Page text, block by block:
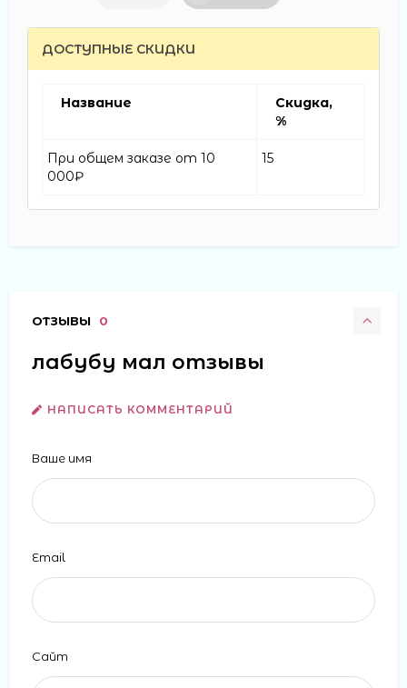
ДОСТУПНЫЕ СКИДКИ
Название
Скидка,
%
При общем заказе от 10
000₽
15
ОТЗЫВЫ 0
лабубу мал отзывы
НАПИСАТЬ КОММЕНТАРИЙ
Ваше имя
Email
Сайт